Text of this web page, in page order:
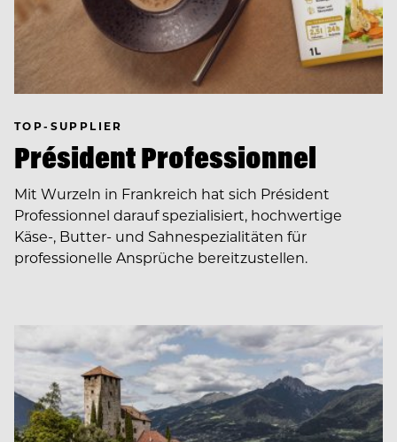
TOP-SUPPLIER
Président Professionnel
Mit Wurzeln in Frankreich hat sich Président
Professionnel darauf spezialisiert, hochwertige
Käse-, Butter- und Sahnespezialitäten für
professionelle Ansprüche bereitzustellen.